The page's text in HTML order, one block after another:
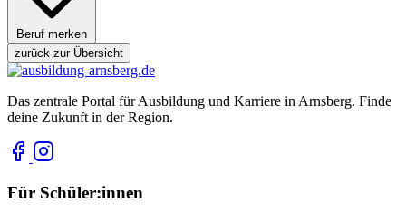
Beruf merken
zurück zur Übersicht
Das zentrale Portal für Ausbildung und Karriere in Arnsberg. Finde
deine Zukunft in der Region.
Für Schüler:innen